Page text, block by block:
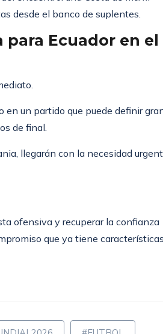
encuentro: una Costa de Marfil
desde el banco de suplentes.
Ecuador en el
un partido que puede definir gran
de final.
llegarán con la necesidad urgente
ofensiva y recuperar la confianza
que ya tiene características